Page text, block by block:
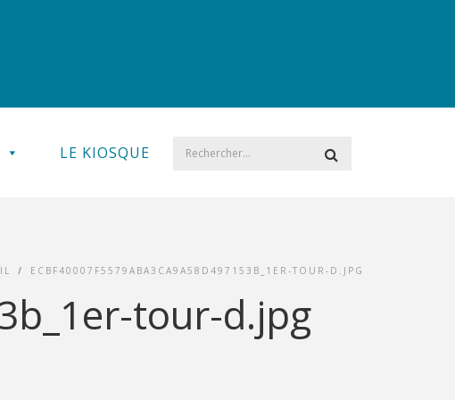
LE KIOSQUE
/ ECBF40007F5579ABA3CA9A58D497153B_1ER-TOUR-D.JPG
tour-d.jpg